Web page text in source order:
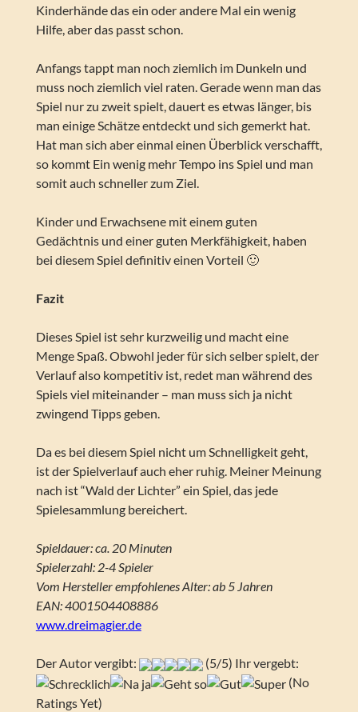
Kinderhände das ein oder andere Mal ein wenig
Hilfe, aber das passt schon.
Anfangs tappt man noch ziemlich im Dunkeln und
muss noch ziemlich viel raten. Gerade wenn man das
Spiel nur zu zweit spielt, dauert es etwas länger, bis
man einige Schätze entdeckt und sich gemerkt hat.
Hat man sich aber einmal einen Überblick verschafft,
so kommt Ein wenig mehr Tempo ins Spiel und man
somit auch schneller zum Ziel.
Kinder und Erwachsene mit einem guten
Gedächtnis und einer guten Merkfähigkeit, haben
bei diesem Spiel definitiv einen Vorteil 🙂
Fazit
Dieses Spiel ist sehr kurzweilig und macht eine
Menge Spaß. Obwohl jeder für sich selber spielt, der
Verlauf also kompetitiv ist, redet man während des
Spiels viel miteinander – man muss sich ja nicht
zwingend Tipps geben.
Da es bei diesem Spiel nicht um Schnelligkeit geht,
ist der Spielverlauf auch eher ruhig. Meiner Meinung
nach ist “Wald der Lichter” ein Spiel, das jede
Spielesammlung bereichert.
Spieldauer: ca. 20 Minuten
Spielerzahl: 2-4 Spieler
Vom Hersteller empfohlenes Alter: ab 5 Jahren
EAN: 4001504408886
www.dreimagier.de
Der Autor vergibt:
(5/5) Ihr vergebt:
(No
Ratings Yet)